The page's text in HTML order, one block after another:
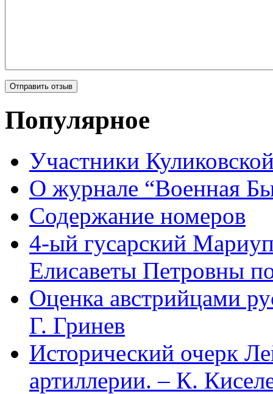
Популярное
Участники
О журнале “Военная
Содержание номеров
4-ый гусарский
Елисаветы Петровны
Оценка австрийцами
Г. Гринев
Исторический очерк
артиллерии. – К.